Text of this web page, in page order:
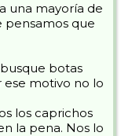
una mayoría de
pensamos que
botas
ese motivo no lo
los caprichos
la pena. Nos lo